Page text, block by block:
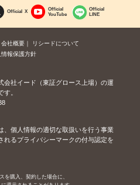
Official X
Official
YouTube
Official
LINE
会社概要
リシードについて
情報保護方針
会社イード（東証グロース上場）の運
。
、個人情報の適切な取扱いを行う事業
れるプライバシーマークの付与認定を
を購入、契約した場合に、